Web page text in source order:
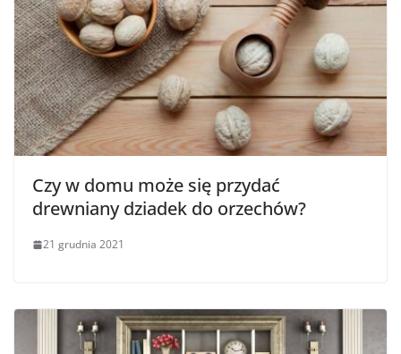
Czy w domu może się przydać
drewniany dziadek do orzechów?
21 grudnia 2021